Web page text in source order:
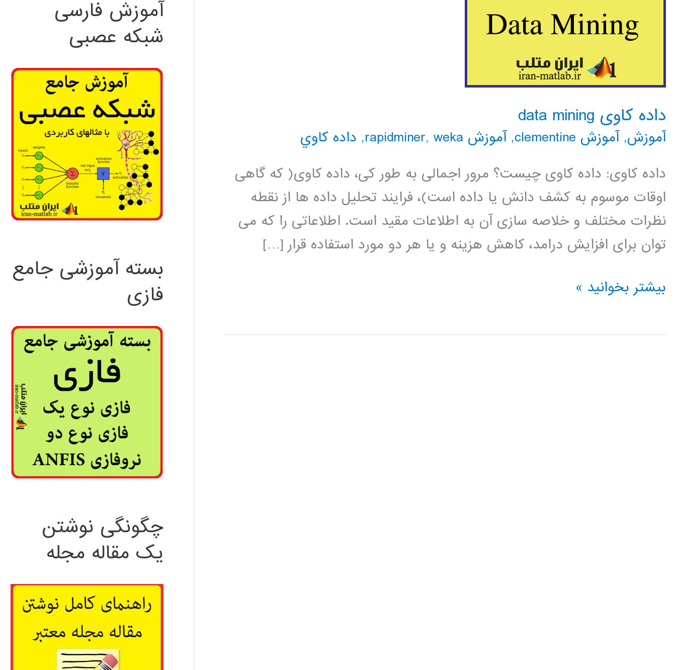
داده کاوی data mining
آموزش,آموزش clementine ,آموزش rapidminer , weka
, داده كاوي
داده کاوی: داده کاوی چیست؟ مرور اجمالی به طور کی، داده کاوی( که گاهی
اوقات موسوم به کشف دانش یا داده است)، فرایند تحلیل داده ها از نقطه
نظرات مختلف و خلاصه سازی آن به اطلاعات مقید است. اطلاعاتی را که می
توان برای افزایش درامد، کاهش هزینه و یا هر دو مورد استفاده قرار […]
داده
data
بیشتر بخوانید »
آموزش فارسی
شبکه عصبی
بسته آموزشی جامع
فازی
چگونگی نوشتن
یک مقاله مجله